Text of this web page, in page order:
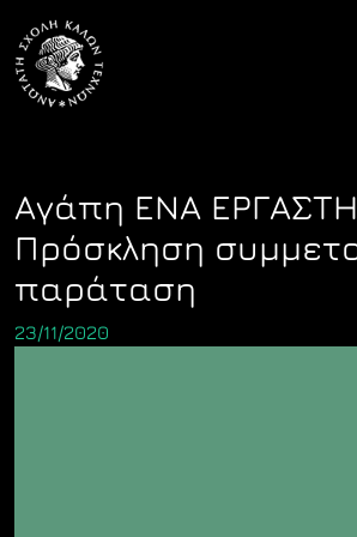
content
Αγάπη ΕΝΑ
Πρόσκληση
παράταση
23/11/2020